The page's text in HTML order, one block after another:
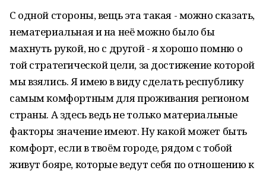
С одной стороны, вещь эта такая - можно сказать,
нематериальная и на неё можно было бы
махнуть рукой, но с другой - я хорошо помню о
той стратегической цели, за достижение которой
мы взялись. Я имею в виду сделать республику
самым комфортным для проживания регионом
страны. А здесь ведь не только материальные
факторы значение имеют. Ну какой может быть
комфорт, если в твоём городе, рядом с тобой
живут бояре, которые ведут себя по отношению к